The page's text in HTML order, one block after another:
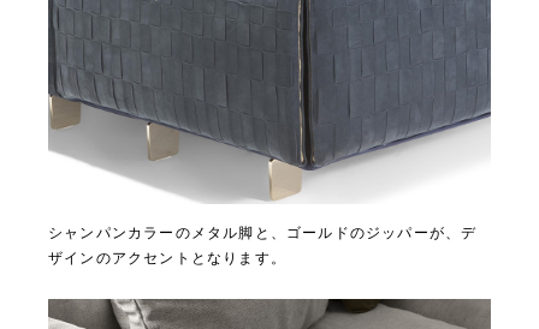
シャンパンカラーのメタル脚と、ゴールドのジッパーが、デ
ザインのアクセントとなります。